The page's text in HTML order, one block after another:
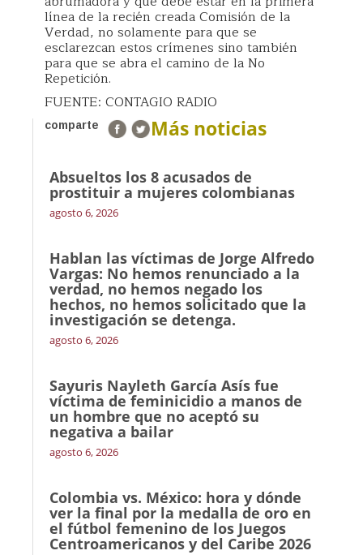
línea de la recién creada Comisión de la
Verdad, no solamente para que se
esclarezcan estos crímenes sino también
para que se abra el camino de la No
Repetición.
FUENTE: CONTAGIO RADIO
comparte Más noticias
Absueltos los 8 acusados de
prostituir a mujeres colombianas
agosto 6, 2026
Hablan las víctimas de Jorge Alfredo
Vargas: No hemos renunciado a la
verdad, no hemos negado los
hechos, no hemos solicitado que la
investigación se detenga.
agosto 6, 2026
Sayuris Nayleth García Asís fue
víctima de feminicidio a manos de
un hombre que no aceptó su
negativa a bailar
agosto 6, 2026
Colombia vs. México: hora y dónde
ver la final por la medalla de oro en
el fútbol femenino de los Juegos
Centroamericanos y del Caribe 2026